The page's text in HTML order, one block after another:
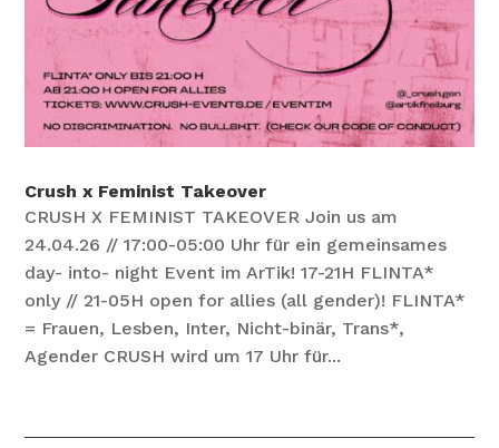
Crush x Feminist Takeover
CRUSH X FEMINIST TAKEOVER Join us am
24.04.26 // 17:00-05:00 Uhr für ein gemeinsames
day- into- night Event im ArTik! 17-21H FLINTA*
only // 21-05H open for allies (all gender)! FLINTA*
= Frauen, Lesben, Inter, Nicht-binär, Trans*,
Agender CRUSH wird um 17 Uhr für...